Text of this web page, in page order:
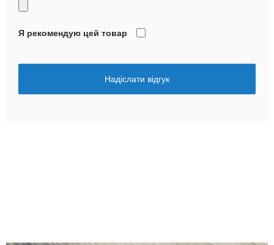
Я рекомендую цей товар
Надіслати відгук